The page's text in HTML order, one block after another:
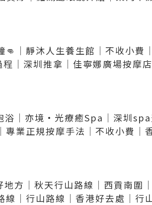
｜靜沐人生養生館｜不收小費
｜深圳推拿｜佳寧娜廣場按摩
浴｜亦境·光療癒Spa｜深圳
業正規按摩手法｜不收小費｜
方｜秋天行山路線｜西貢南圍
｜行山路線｜香港好去處｜行